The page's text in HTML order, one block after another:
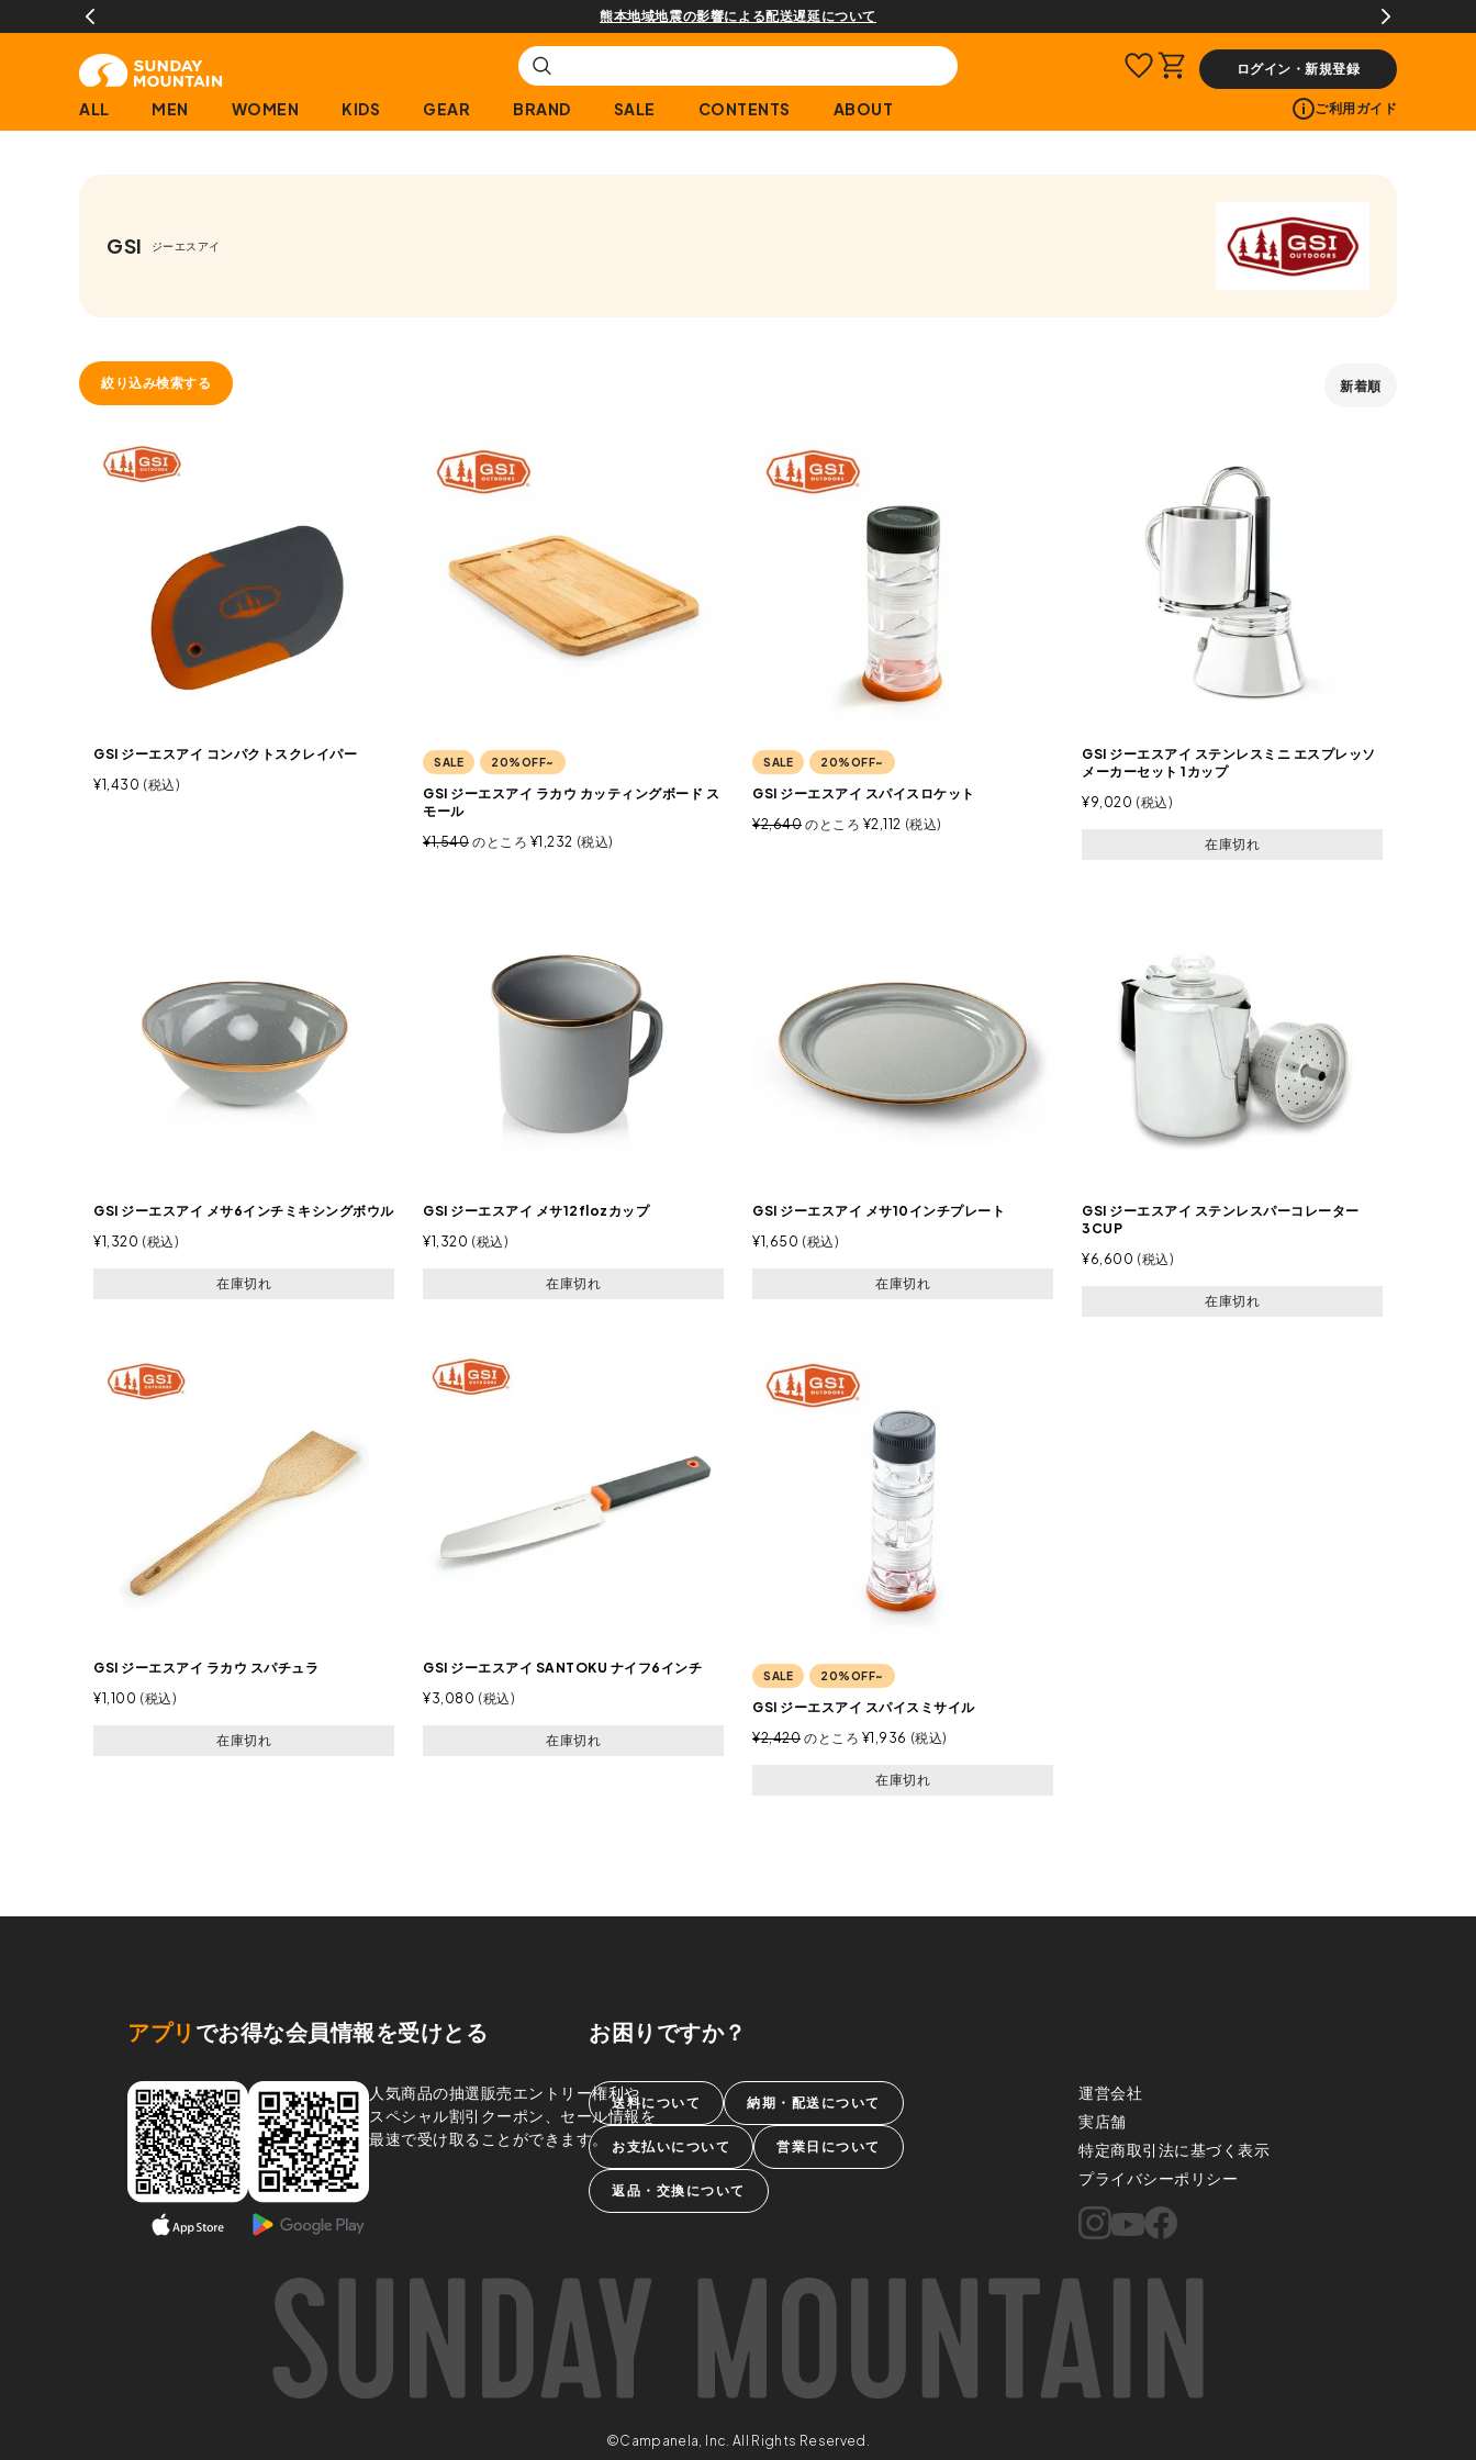
熊本地域地震の影響による配送遅延について
ログイン・新規登録
ALL MEN WOMEN KIDS GEAR BRAND SALE CONTENTS ABOUT ご利用ガイド
GSI ジーエスアイ
絞り込み検索する 新着順
GSI ジーエスアイ コンパクトスクレイパー
¥1,430 税込
SALE 20%OFF~
GSI ジーエスアイ ラカウ カッティングボード ス
モール
¥1,540 のところ ¥1,232 税込
SALE 20%OFF~
GSI ジーエスアイ スパイスロケット
¥2,640 のところ ¥2,112 税込
GSI ジーエスアイ ステンレスミニ エスプレッソ
メーカーセット 1カップ
¥9,020 税込
在庫切れ
GSI ジーエスアイ メサ6インチミキシングボウル
¥1,320 税込
在庫切れ
GSI ジーエスアイ メサ12flozカップ
¥1,320 税込
在庫切れ
GSI ジーエスアイ メサ10インチプレート
¥1,650 税込
在庫切れ
GSI ジーエスアイ ステンレスパーコレーター
3CUP
¥6,600 税込
在庫切れ
GSI ジーエスアイ ラカウ スパチュラ
¥1,100 税込
在庫切れ
GSI ジーエスアイ SANTOKU ナイフ6インチ
¥3,080 税込
在庫切れ
SALE 20%OFF~
GSI ジーエスアイ スパイスミサイル
¥2,420 のところ ¥1,936 税込
在庫切れ
アプリ でお得な会員情報を受けとる
人気商品の抽選販売エントリー権利や、
スペシャル割引クーポン、セール情報を
最速で受け取ることができます。
お困りですか？
送料について 納期・配送について
お支払いについて 営業日について
返品・交換について
運営会社
実店舗
特定商取引法に基づく表示
プライバシーポリシー
©Campanela, Inc. All Rights Reserved.